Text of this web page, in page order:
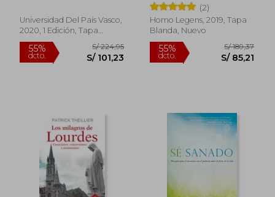
Universidad Del País Vasco,
2020, 1 Edición, Tapa
Blanda, Nuevo
(2)
Homo Legens, 2019, Tapa
Blanda, Nuevo